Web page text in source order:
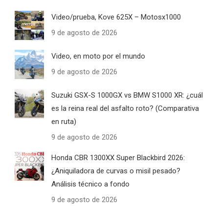
Video/prueba, Kove 625X – Motosx1000
9 de agosto de 2026
Video, en moto por el mundo
9 de agosto de 2026
Suzuki GSX-S 1000GX vs BMW S1000 XR: ¿cuál
es la reina real del asfalto roto? (Comparativa
en ruta)
9 de agosto de 2026
Honda CBR 1300XX Super Blackbird 2026:
¿Aniquiladora de curvas o misil pesado?
Análisis técnico a fondo
9 de agosto de 2026